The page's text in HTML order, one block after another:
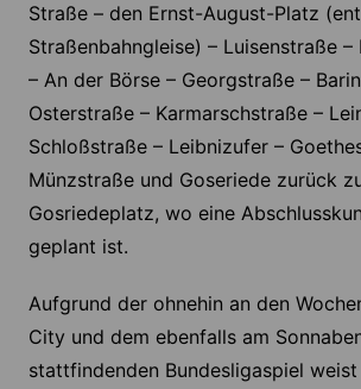
Straße – den Ernst-August-Platz
Straßenbahngleise) – Luisenstraße –
– An der Börse – Georgstraße –
Osterstraße – Karmarschstraße –
Schloßstraße – Leibnizufer –
Münzstraße und Goseriede zurück
Gosriedeplatz, wo eine
geplant ist.
Aufgrund der ohnehin an den
City und dem ebenfalls am
stattfindenden Bundesligaspiel